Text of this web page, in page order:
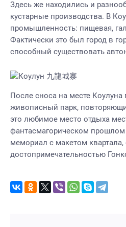
Здесь же находились и
кустарные производства. В
промышленность: пищевая,
Фактически это был город в
способный существовать
После сноса на месте
живописный парк,
это любимое место отдыха
фантасмагорическом
мемориал с макетом
достопримечательностью